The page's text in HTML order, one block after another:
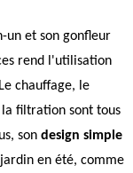
un et son gonfleur
rend l'utilisation
chauffage, le
filtration sont tous
son design simple
en été, comme